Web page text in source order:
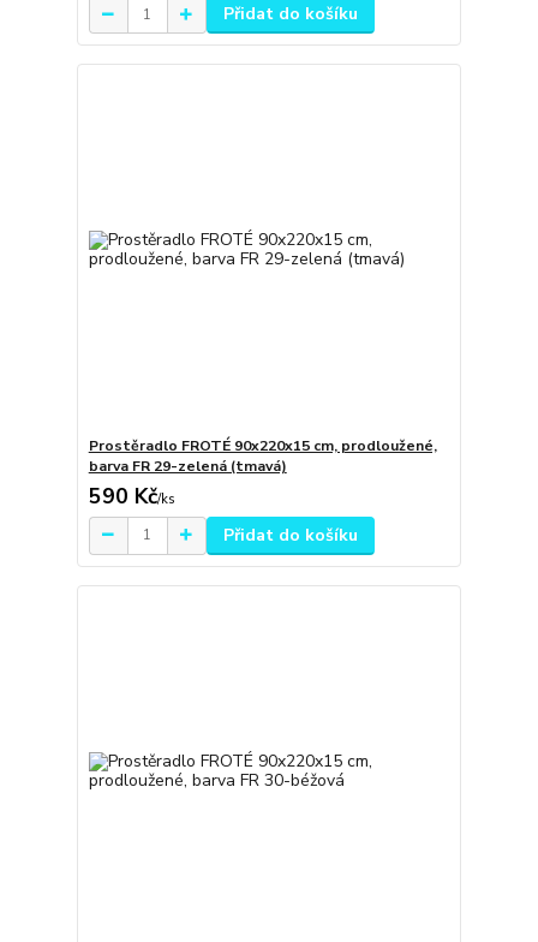
Přidat do košíku
Prostěradlo FROTÉ 90x220x15 cm, prodloužené,
barva FR 29-zelená (tmavá)
590 Kč/ks
Přidat do košíku